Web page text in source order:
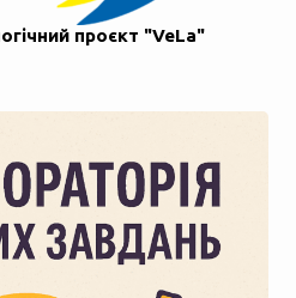
проєкт "VeLa"